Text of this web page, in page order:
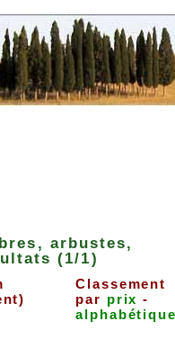
arbustes,
(1/1)
Classement
par prix -